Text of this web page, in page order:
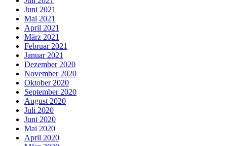
Juni 2021
Mai 2021
April 2021
März 2021
Februar 2021
Januar 2021
Dezember 2020
November 2020
Oktober 2020
September 2020
August 2020
Juli 2020
Juni 2020
Mai 2020
April 2020